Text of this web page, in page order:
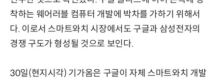
착하는 웨어러블 컴퓨터 개발에 박차를 가하기 위해서
다. 이로서 스마트와치 시장에서도 구글과 삼성전자의
경쟁 구도가 형성될 것으로 보인다.
30일(현지시각) 기가옴은 구글이 자체 스마트와치 개발